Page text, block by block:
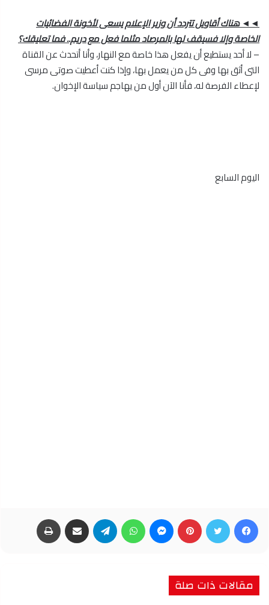
◄◄ هناك أقاويل تتردد أن وزير الإعلام يسعى لأخونة الفضائيات
الخاصة وإلا فسيقف لها بالمرصاد مثلما فعل مع دريم.. فما تعليقك؟
– لا أحد يستطيع أن يفعل هذا خاصة مع النهار، وأنا أتحدث عن القناة
التى أثق بها وفى كل من يعمل بها، وإذا كنت أعطيت صوتى مرسى
لإعطاء الفرصة له، فأنا الآن أول من يهاجم سياسة الإخوان.
اليوم السابع
فيسبوك تويتر بينتيريست ماسنجر واتساب تيلقرام مشاركة عبر البريد
مقالات ذات صلة